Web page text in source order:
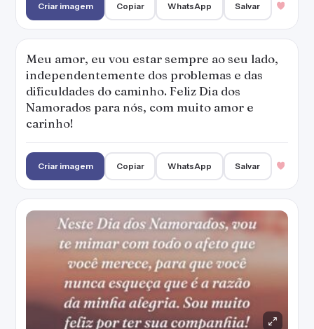
Criar imagem Copiar WhatsApp Salvar
Meu amor, eu vou estar sempre ao seu lado,
independentemente dos problemas e das
dificuldades do caminho. Feliz Dia dos
Namorados para nós, com muito amor e
carinho!
Criar imagem Copiar WhatsApp Salvar